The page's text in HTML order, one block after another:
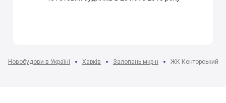
Новобудови в Україні Харків Залопань мкр-н ЖК Конторський